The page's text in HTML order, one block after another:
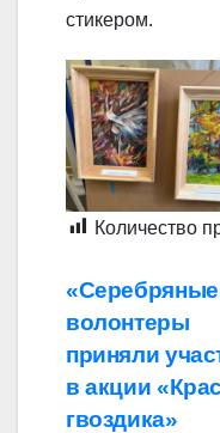
стикером.
Количество
по
волонтеры
приняли
в акции
гвоздика»